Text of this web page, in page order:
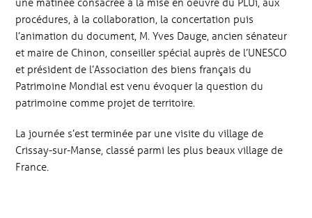
procédures, à la collaboration, la concertation puis
l’animation du document, M. Yves Dauge, ancien sénateur
et maire de Chinon, conseiller spécial auprès de l’UNESCO
et président de l’Association des biens français du
Patrimoine Mondial est venu évoquer la question du
patrimoine comme projet de territoire.
La journée s’est terminée par une visite du village de
Crissay-sur-Manse, classé parmi les plus beaux village de
France.